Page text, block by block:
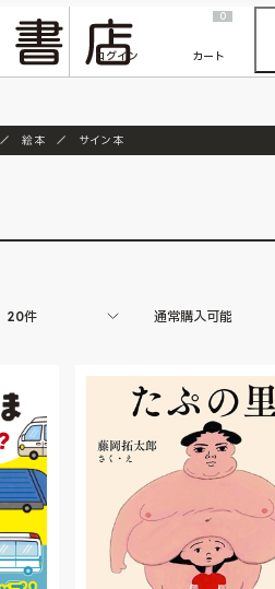
『ONE PIECE magazine 021 ONE PIECEカード付き同梱版』発売延期のご案内
ログイン
0
カート
絵本 サイン本
20件 通常購入可能